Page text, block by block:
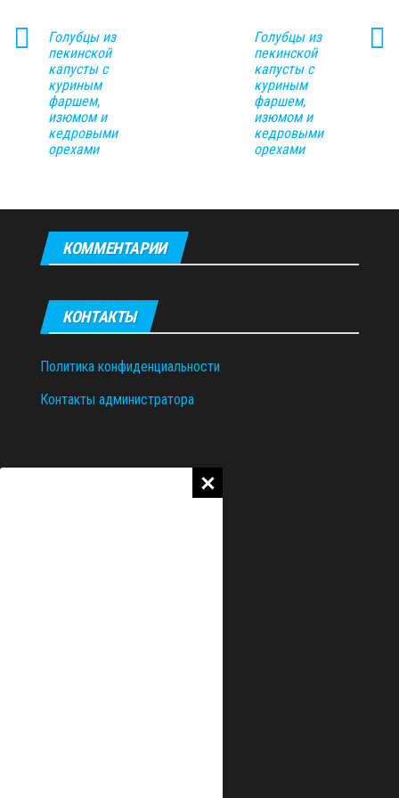
Голубцы из
пекинской
капусты с
куриным
фаршем,
изюмом и
кедровыми
орехами
Голубцы из
пекинской
капусты с
куриным
фаршем,
изюмом и
кедровыми
орехами
КОММЕНТАРИИ
КОНТАКТЫ
Политика конфиденциальности
Контакты администратора